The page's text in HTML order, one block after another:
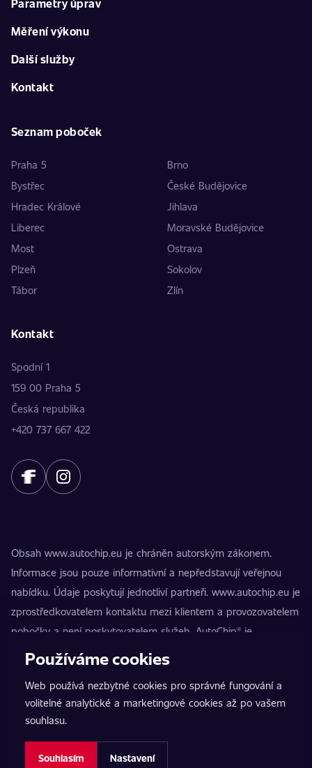
Parametry úprav
Měření výkonu
Další služby
Kontakt
Seznam poboček
Praha 5
Brno
Bystřec
České Budějovice
Hradec Králové
Jihlava
Liberec
Moravské Budějovice
Most
Ostrava
Plzeň
Sokolov
Tábor
Zlín
Kontakt
Spodní 1
159 00 Praha 5
Česká republika
+420 737 667 422
Obsah www.autochip.eu je chráněn autorským zákonem.
Informace jsou pouze informativní a nepředstavují veřejnou
nabídku. Údaje poskytují jednotliví partneři. www.autochip.eu je
zprostředkovatelem kontaktu mezi klientem a provozovatelem
pobočky a není poskytovatelem služeb. AutoChip® je
registrovaná ochranná známka Petra Kučery. Úpravy, které
nezpůsobilosti vozidla k provozu na pozemních komunikacích.
Přesné informace poskytuje vždy konkrétní provozovatel
pobočky.
Nastavení cookies
Používáme cookies
Web používá nezbytné cookies pro správné fungování a
volitelné analytické a marketingové cookies až po vašem
souhlasu.
Souhlasím Nastavení